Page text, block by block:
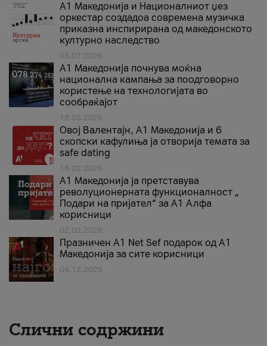
А1 Македонија и Националниот џез
оркестар создадоа современа музичка
приказна инспирирана од македонското
културно наследство
03.07.2026
A1 Македонија почнува моќна
национална кампања за поодговорно
користење на технологијата во
сообраќајот
18.05.2026
Овој Валентајн, A1 Македонија и 6
скопски кафулиња ја отворија темата за
safe dating
16.02.2026
А1 Македонија ја претставува
револуционерната функционалност „
Подари на пријател“ за А1 Алфа
корисници
02.02.2026
Празничен A1 Net Sеf подарок од А1
Македонија за сите корисници
04.12.2025
Слични содржини